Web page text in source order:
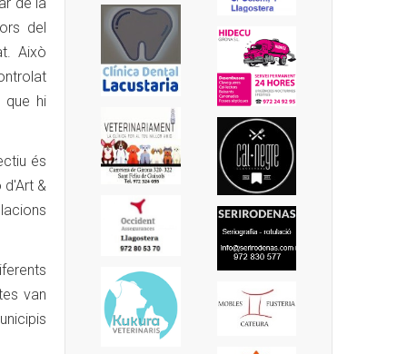
del
Això
que hi
és
&
van